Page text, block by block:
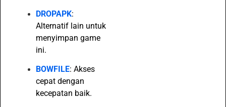
DROPAPK:
Alternatif lain untuk
menyimpan game
ini.
BOWFILE: Akses
cepat dengan
kecepatan baik.